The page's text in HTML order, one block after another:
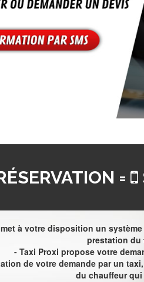
=
à votre disposition un
prestation du
- Taxi Proxi propose votre
de votre demande par un
du chauffeur